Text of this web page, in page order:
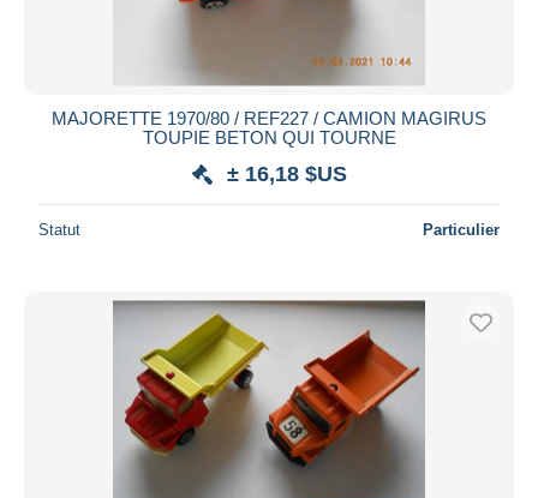
MAJORETTE 1970/80 / REF227 / CAMION MAGIRUS
TOUPIE BETON QUI TOURNE
± 16,18 $US
Statut Particulier